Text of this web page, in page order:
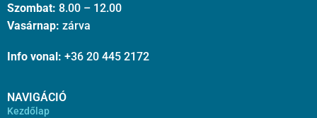
Szombat: 8.00 – 12.00
Vasárnap: zárva
Info vonal: +36 20 445 2172
NAVIGÁCIÓ
Kezdőlap